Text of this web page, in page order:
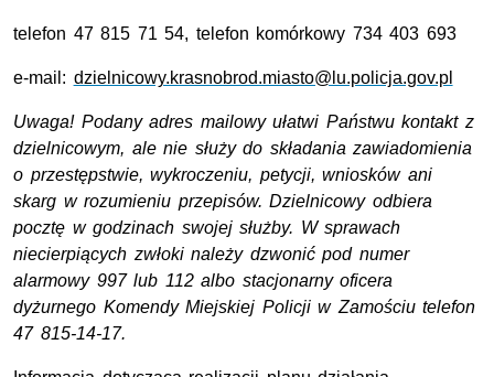
telefon 47 815 71 54, telefon komórkowy 734 403 693
e-mail: dzielnicowy.krasnobrod.miasto@lu.policja.gov.pl
Uwaga! Podany adres mailowy ułatwi Państwu kontakt z
dzielnicowym, ale nie służy do składania zawiadomienia
o przestępstwie, wykroczeniu, petycji, wniosków ani
skarg w rozumieniu przepisów. Dzielnicowy odbiera
pocztę w godzinach swojej służby. W sprawach
niecierpiących zwłoki należy dzwonić pod numer
alarmowy 997 lub 112 albo stacjonarny oficera
dyżurnego Komendy Miejskiej Policji w Zamościu telefon
47 815-14-17.